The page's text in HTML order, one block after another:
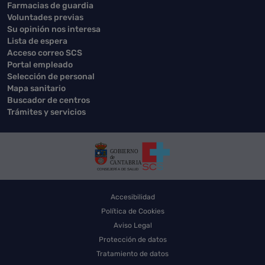
Farmacias de guardia
Voluntades previas
Su opinión nos interesa
Lista de espera
Acceso correo SCS
Portal empleado
Selección de personal
Mapa sanitario
Buscador de centros
Trámites y servicios
Accesibilidad
Política de Cookies
Aviso Legal
Protección de datos
Tratamiento de datos